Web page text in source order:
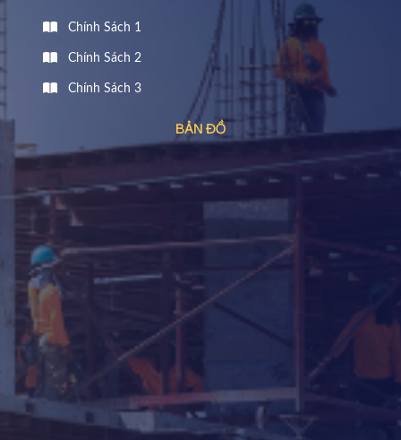
Chính Sách 1
Chính Sách 2
Chính Sách 3
BẢN ĐỒ